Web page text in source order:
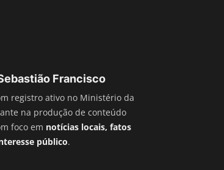
Francisco
registro ativo no Ministério da
na produção de conteúdo
foco em notícias locais, fatos
público.